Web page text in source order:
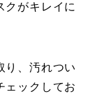
クがキレイに
り、汚れつい
ェックしてお